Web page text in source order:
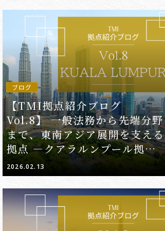
ブログ
【TMI拠点紹介ブログ
Vol.8】 一般法務から先端分野
まで、東南アジア展開を支える
拠点 ―クアラルンプール拠点
―
2026.02.13